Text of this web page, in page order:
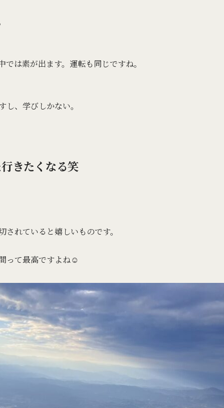
は素が出ます。運転も同じですね。
、学びしかない。
きたくなる笑
れていると嬉しいものです。
って最高ですよね☺️